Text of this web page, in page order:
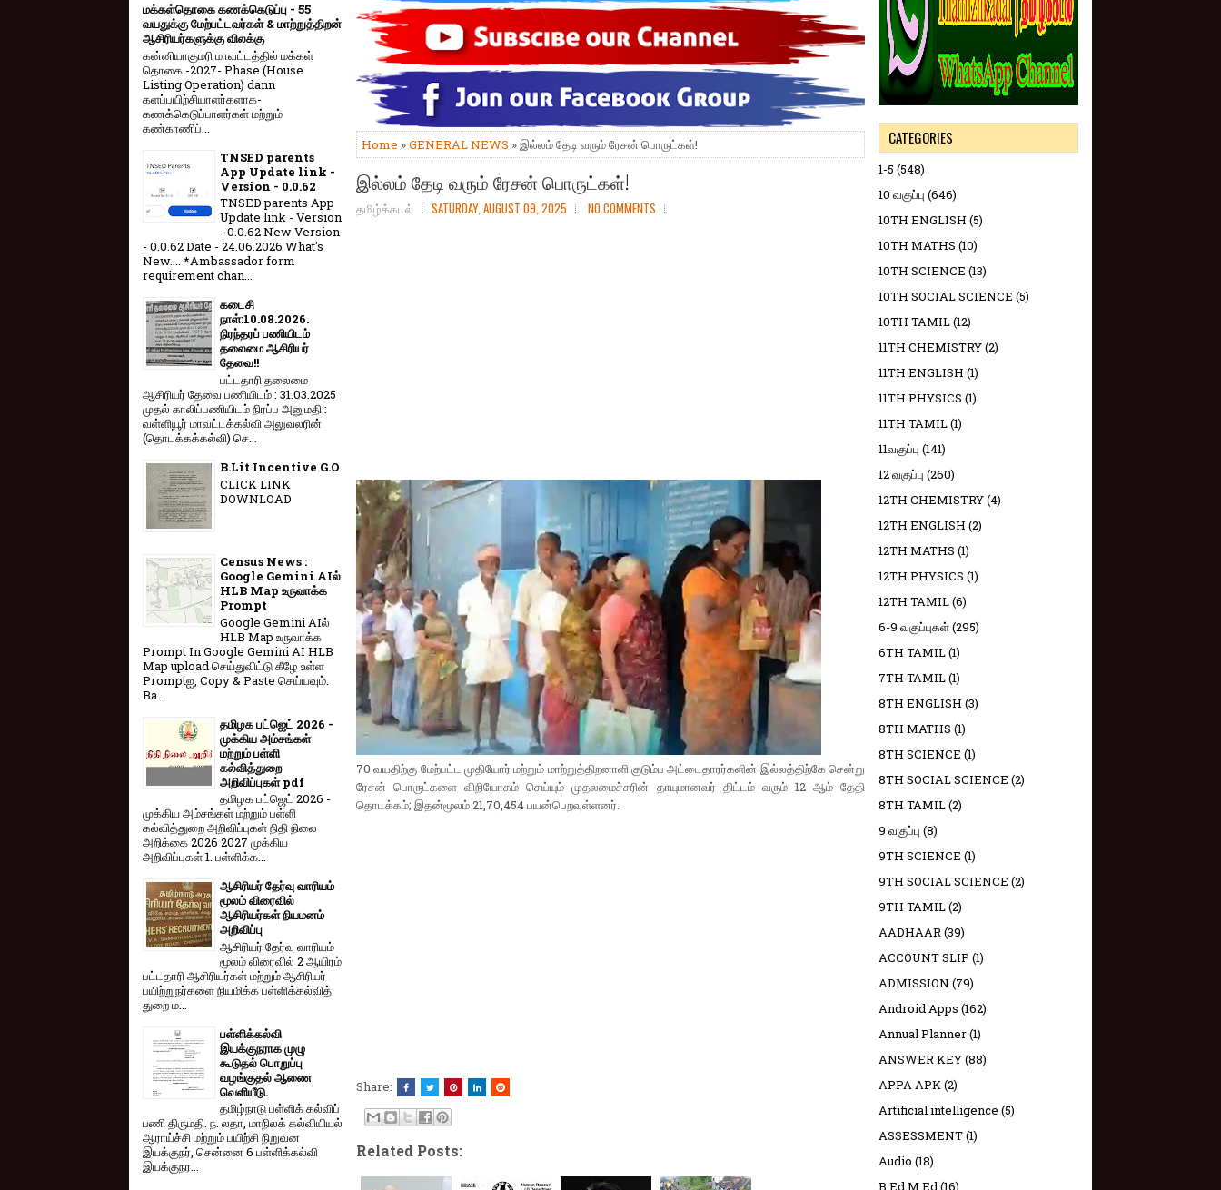
Home »GENERAL NEWS » இல்லம் தேடி வரும் ரேசன் பொருட்கள்!
இல்லம் தேடி வரும் ரேசன் பொருட்கள்!
தமிழ்க்கடல் SATURDAY, AUGUST 09, 2025 NO COMMENTS
70 வயதிற்கு மேற்பட்ட முதியோர் மற்றும் மாற்றுத்திறனாளி குடும்ப அட்டைதாரர்களின் இல்லத்திற்கே சென்று
ரேசன் பொருட்களை விநியோகம் செய்யும் முதலமைச்சரின் தாயுமானவர் திட்டம் வரும் 12 ஆம் தேதி
தொடக்கம்; இதன்மூலம் 21,70,454 பயன்பெறவுள்ளனர்.
Share:
Related Posts:
மக்கள்தொகை கணக்கெடுப்பு - 55
வயதுக்கு மேற்பட்டவர்கள் & மாற்றுத்திறன்
ஆசிரியர்களுக்கு விலக்கு
கன்னியாகுமரி மாவட்டத்தில் மக்கள்
தொகை -2027- Phase (House
Listing Operation) dann
களப்பயிற்சியாளர்களாக-
கணக்கெடுப்பாளர்கள் மற்றும்
கண்காணிப்...
TNSED parents
App Update link -
Version - 0.0.62
TNSED parents App
Update link - Version
- 0.0.62 New Version
- 0.0.62 Date - 24.06.2026 What's
New.... *Ambassador form
requirement chan...
கடைசி
நாள்:10.08.2026.
நிரந்தரப் பணியிடம்
தலைமை ஆசிரியர்
தேவை!!
பட்டதாரி தலைமை
ஆசிரியர் தேவை பணியிடம் : 31.03.2025
முதல் காலிப்பணியிடம் நிரப்ப அனுமதி :
வள்ளியூர் மாவட்டக்கல்வி அலுவலரின்
(தொடக்கக்கல்வி) செ...
B.Lit Incentive G.O
CLICK LINK
DOWNLOAD
Census News :
Google Gemini AIல்
HLB Map உருவாக்க
Prompt
Google Gemini AIல்
HLB Map உருவாக்க
Prompt In Google Gemini AI HLB
Map upload செய்துவிட்டு கீழே உள்ள
Promptஐ, Copy & Paste செய்யவும்.
Ba...
தமிழக பட்ஜெட் 2026 -
முக்கிய அம்சங்கள்
மற்றும் பள்ளி
கல்வித்துறை
அறிவிப்புகள் pdf
தமிழக பட்ஜெட் 2026 -
முக்கிய அம்சங்கள் மற்றும் பள்ளி
கல்வித்துறை அறிவிப்புகள் நிதி நிலை
அறிக்கை 2026 2027 முக்கிய
அறிவிப்புகள் 1. பள்ளிக்க...
ஆசிரியர் தேர்வு வாரியம்
மூலம் விரைவில்
ஆசிரியர்கள் நியமனம்
அறிவிப்பு
ஆசிரியர் தேர்வு வாரி​யம்
மூலம் விரை​வில் 2 ஆயிரம்
பட்​ட​தாரி ஆசிரியர்​கள் மற்​றும் ஆசிரியர்
பயிற்றுநர்​களை நியமிக்க பள்​ளிக்​கல்​வித்​
துறை ம...
பள்ளிக்கல்வி
இயக்குநராக முழு
கூடுதல் பொறுப்பு
வழங்குதல் ஆணை
வெளியீடு.
தமிழ்நாடு பள்ளிக் கல்விப்
பணி திருமதி. ந. லதா, மாநிலக் கல்வியியல்
ஆராய்ச்சி மற்றும் பயிற்சி நிறுவன
இயக்குநர், சென்னை 6 பள்ளிக்கல்வி
இயக்குநர...
CATEGORIES
1-5 (548)
10 வகுப்பு (646)
10TH ENGLISH (5)
10TH MATHS (10)
10TH SCIENCE (13)
10TH SOCIAL SCIENCE (5)
10TH TAMIL(12)
11TH CHEMISTRY(2)
11TH ENGLISH (1)
11TH PHYSICS (1)
11TH TAMIL(1)
11வகுப்பு (141)
12 வகுப்பு (260)
12TH CHEMISTRY(4)
12TH ENGLISH (2)
12TH MATHS (1)
12TH PHYSICS (1)
12TH TAMIL(6)
6-9 வகுப்புகள்(295)
6TH TAMIL(1)
7TH TAMIL(1)
8TH ENGLISH (3)
8TH MATHS (1)
8TH SCIENCE (1)
8TH SOCIAL SCIENCE (2)
8TH TAMIL(2)
9 வகுப்பு (8)
9TH SCIENCE (1)
9TH SOCIAL SCIENCE (2)
9TH TAMIL(2)
AADHAAR(39)
ACCOUNT SLIP (1)
ADMISSION (79)
Android Apps (162)
Annual Planner(1)
ANSWER KEY(88)
APPA APK(2)
Artificial intelligence (5)
ASSESSMENT(1)
Audio (18)
B.Ed M.Ed(16)